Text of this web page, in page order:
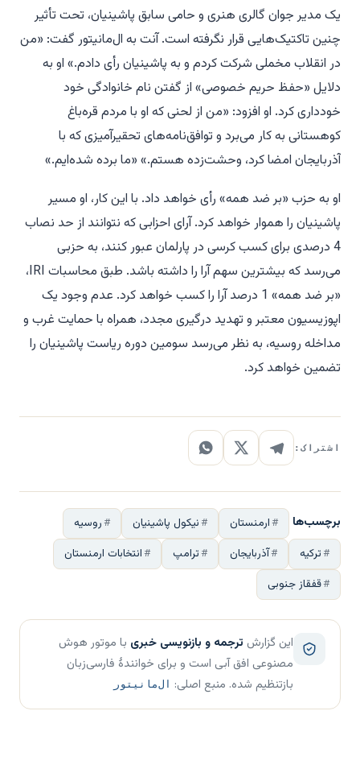
یک مدیر جوان گالری هنری و حامی سابق پاشینیان، تحت تأثیر
چنین تاکتیک‌هایی قرار نگرفته است. آنت به ال‌مانیتور گفت: «من
در انقلاب مخملی شرکت کردم و به پاشینیان رأی دادم.» او به
دلایل «حفظ حریم خصوصی» از گفتن نام خانوادگی خود
خودداری کرد. او افزود: «من از لحنی که او با مردم قره‌باغ
کوهستانی به کار می‌برد و توافق‌نامه‌های تحقیرآمیزی که با
آذربایجان امضا کرد، وحشت‌زده هستم.» «ما برده شده‌ایم.»
او به حزب «بر ضد همه» رأی خواهد داد. با این کار، او مسیر
پاشینیان را هموار خواهد کرد. آرای احزابی که نتوانند از حد نصاب
4 درصدی برای کسب کرسی در پارلمان عبور کنند، به حزبی
می‌رسد که بیشترین سهم آرا را داشته باشد. طبق محاسبات IRI،
«بر ضد همه» 1 درصد آرا را کسب خواهد کرد. عدم وجود یک
اپوزیسیون معتبر و تهدید درگیری مجدد، همراه با حمایت غرب و
مداخله روسیه، به نظر می‌رسد سومین دوره ریاست پاشینیان را
تضمین خواهد کرد.
اشتراک:
برچسب‌ها ارمنستان نیکول پاشینیان
روسیه
ترکیه
آذربایجان ترامپ
انتخابات ارمنستان
قفقاز جنوبی
این گزارش ترجمه و بازنویسی خبری با موتور هوش
مصنوعی افق آبی است و برای خوانندهٔ فارسی‌زبان
بازتنظیم شده. منبع اصلی: ال‌مانیتور